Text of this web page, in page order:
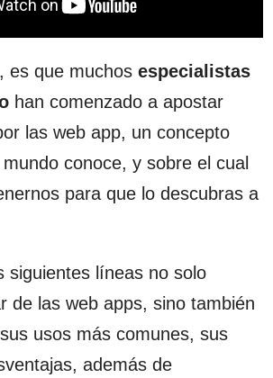
es que muchos especialistas
han comenzado a apostar
las web app, un concepto
conoce, y sobre el cual
para que lo descubras a
siguientes líneas no solo
de las web apps, sino también
usos más comunes, sus
además de